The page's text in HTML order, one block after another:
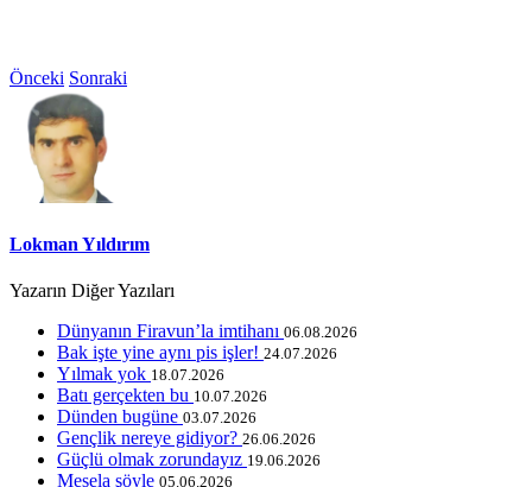
Önceki Sonraki
Lokman Yıldırım
Yazarın Diğer Yazıları
Dünyanın Firavun’la imtihanı 06.08.2026
Bak işte yine aynı pis işler! 24.07.2026
Yılmak yok 18.07.2026
Batı gerçekten bu 10.07.2026
Dünden bugüne 03.07.2026
Gençlik nereye gidiyor? 26.06.2026
Güçlü olmak zorundayız 19.06.2026
Mesela şöyle 05.06.2026